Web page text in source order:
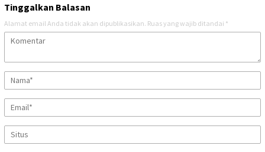
Tinggalkan Balasan
Alamat email Anda tidak akan dipublikasikan. Ruas yang wajib ditandai *